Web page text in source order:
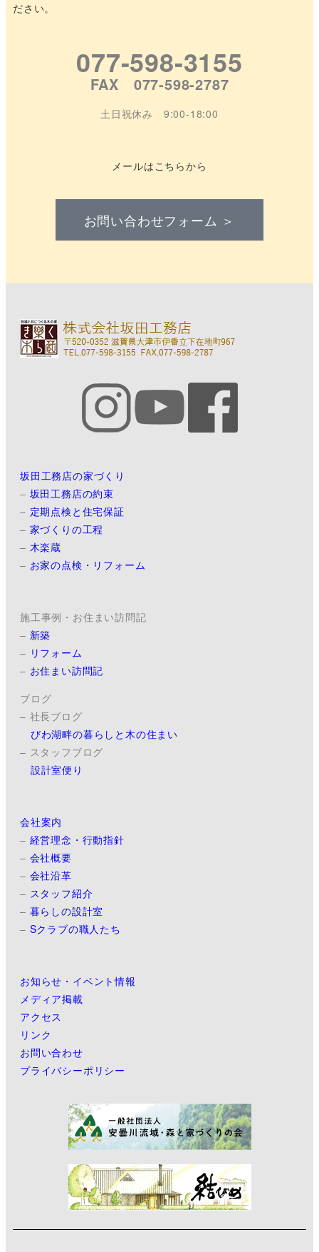
ださい。
077-598-3155
FAX 077-598-2787
土日祝休み 9:00-18:00
メールはこちらから
お問い合わせフォーム ＞
坂田工務店の家づくり
– 坂田工務店の約束
– 定期点検と住宅保証
– 家づくりの工程
– 木楽蔵
– お家の点検・リフォーム
施工事例・お住まい訪問記
– 新築
– リフォーム
– お住まい訪問記
ブログ
– 社長ブログ
びわ湖畔の暮らしと木の住まい
– スタッフブログ
設計室便り
会社案内
– 経営理念・行動指針
– 会社概要
– 会社沿革
– スタッフ紹介
– 暮らしの設計室
– Sクラブの職人たち
お知らせ・イベント情報
メディア掲載
アクセス
リンク
お問い合わせ
プライバシーポリシー